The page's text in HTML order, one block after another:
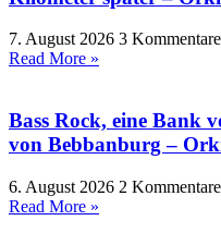
7. August 2026 3 Kommentare
Read More »
Bass Rock, eine Bank
von Bebbanburg –
6. August 2026 2 Kommentare
Read More »